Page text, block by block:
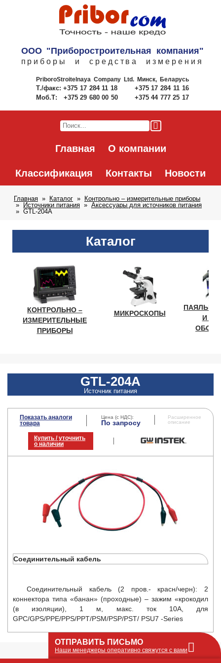
ООО "Приборостроительная компания"
приборы и средства измерения
PriboroStroitelnaya Company Ltd.Минск, Беларусь
Т./факс: +375 17 284 11 18
+375 17 284 11 16
Моб.Т:
+375 29 680 00 50 +375 44 777 25 17
Главная О компании
Классификация Контакты Новости
Главная Каталог
Контрольно – измерительные приборы
Источники питания
Аксессуары для источников питания
GTL-204A
Каталог
КОНТРОЛЬНО –
ИЗМЕРИТЕЛЬНЫЕ
ПРИБОРЫ
МИКРОСКОПЫ
И
GTL-204A
Источник питания
Показать аналоги
товара
Цена (с НДС):
По запросу
Расширенное
описание
Купить / уточнить
о наличии
Соединительный кабель
Соединительный кабель (2 пров.- красн/черн): 2
коннектора типа «банан» (проходные) – зажим «крокодил
(в изоляции), 1 м, макс. ток 10А, для
GPC/GPS/PPE/PPS/PPT/PSM/PSP/PST/ PSU7 -Series
ОТПРАВИТЬ ПИСЬМО
Наши менеджеры оперативно свяжутся с вами